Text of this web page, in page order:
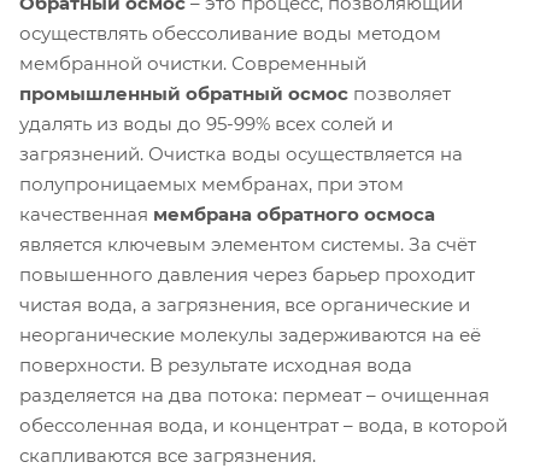
осуществлять обессоливание воды методом
мембранной очистки. Современный
промышленный обратный осмос позволяет
удалять из воды до 95-99% всех солей и
загрязнений. Очистка воды осуществляется на
полупроницаемых мембранах, при этом
качественная мембрана обратного осмоса
является ключевым элементом системы. За счёт
повышенного давления через барьер проходит
чистая вода, а загрязнения, все органические и
неорганические молекулы задерживаются на её
поверхности. В результате исходная вода
разделяется на два потока: пермеат – очищенная
обессоленная вода, и концентрат – вода, в которой
скапливаются все загрязнения.